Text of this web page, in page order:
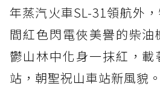
年蒸汽火車SL-31領航外
間紅色閃電俠美譽的柴
鬱山林中化身一抹紅，
站，朝聖祝山車站新風貌。